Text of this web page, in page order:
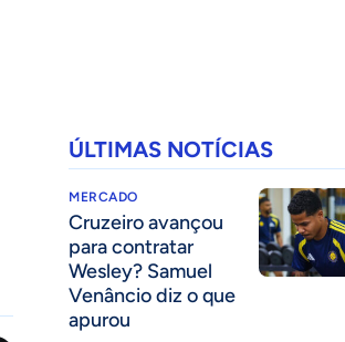
ÚLTIMAS NOTÍCIAS
MERCADO
Cruzeiro avançou
para contratar
Wesley? Samuel
Venâncio diz o que
apurou